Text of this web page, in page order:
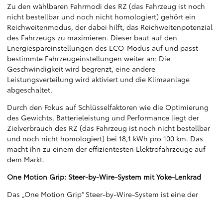
Zu den wählbaren Fahrmodi des RZ (das Fahrzeug ist noch
nicht bestellbar und noch nicht homologiert) gehört ein
Reichweitenmodus, der dabei hilft, das Reichweitenpotenzial
des Fahrzeugs zu maximieren. Dieser baut auf den
Energiespareinstellungen des ECO-Modus auf und passt
bestimmte Fahrzeugeinstellungen weiter an: Die
Geschwindigkeit wird begrenzt, eine andere
Leistungsverteilung wird aktiviert und die Klimaanlage
abgeschaltet.
Durch den Fokus auf Schlüsselfaktoren wie die Optimierung
des Gewichts, Batterieleistung und Performance liegt der
Zielverbrauch des RZ (das Fahrzeug ist noch nicht bestellbar
und noch nicht homologiert) bei 18,1 kWh pro 100 km. Das
macht ihn zu einem der effizientesten Elektrofahrzeuge auf
dem Markt.
One Motion Grip: Steer-by-Wire-System mit Yoke-Lenkrad
Das „One Motion Grip“ Steer-by-Wire-System ist eine der